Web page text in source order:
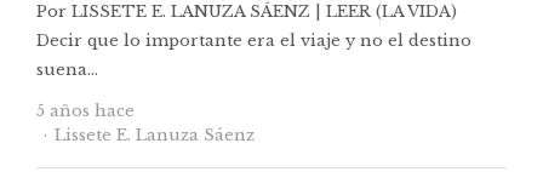
Por LISSETE E. LANUZA SÁENZ | LEER (LA VIDA)
Decir que lo importante era el viaje y no el destino
suena…
5 años hace
Autor
Lissete E. Lanuza Sáenz